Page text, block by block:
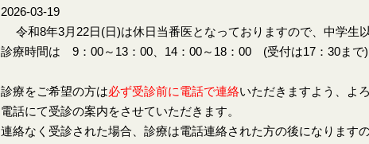
2026-03-19
令和8年3月22日(日)は休日当番医となっておりますので、中学生
診療時間は 9：00～13：00、14：00～18：00 (受付は17：30まで
診療をご希望の方は必ず受診前に電話で連絡いただきますよう、よ
電話にて受診の案内をさせていただきます。
連絡なく受診された場合、診療は電話連絡された方の後になります